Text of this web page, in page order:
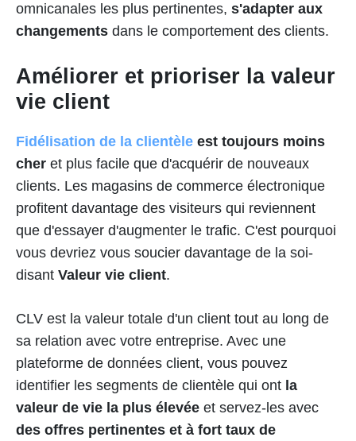
omnicanales les plus pertinentes, s'adapter aux
changements dans le comportement des clients.
Améliorer et prioriser la valeur
vie client
Fidélisation de la clientèle est toujours moins
cher et plus facile que d'acquérir de nouveaux
clients. Les magasins de commerce électronique
profitent davantage des visiteurs qui reviennent
que d'essayer d'augmenter le trafic. C'est pourquoi
vous devriez vous soucier davantage de la soi-
disant Valeur vie client.
CLV est la valeur totale d'un client tout au long de
sa relation avec votre entreprise. Avec une
plateforme de données client, vous pouvez
identifier les segments de clientèle qui ont la
valeur de vie la plus élevée et servez-les avec
des offres pertinentes et à fort taux de